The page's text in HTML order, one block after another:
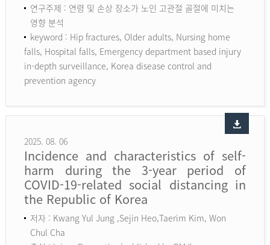
연구주제 : 연령 및 손상 장소가 노인 고관절 골절에 미치는
영향 분석
keyword : Hip fractures, Older adults, Nursing home
falls, Hospital falls, Emergency department based injury
in-depth surveillance, Korea disease control and
prevention agency
2025. 08. 06
Incidence and characteristics of self-
harm during the 3-year period of
COVID-19-related social distancing in
the Republic of Korea
저자 : Kwang Yul Jung ,Sejin Heo,Taerim Kim, Won
Chul Cha